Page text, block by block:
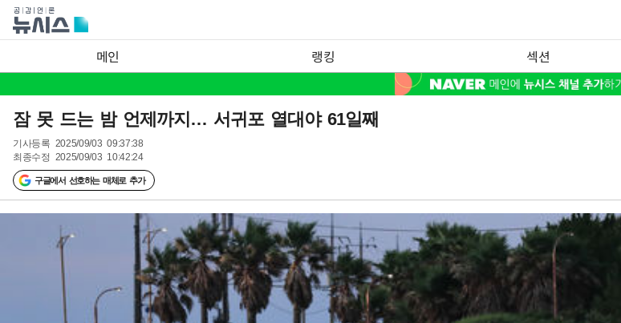
메인 랭킹 섹션
잠 못 드는 밤 언제까지… 서귀포 열대야 61일째
기사등록 2025/09/03 09:37:38
최종수정 2025/09/03 10:42:24
구글에서 선호하는 매체로 추가